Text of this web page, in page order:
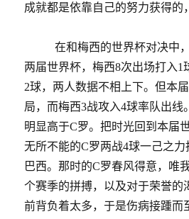
成就都是依靠自己的努力获得的
在和梅西的世界杯对决中
两届世界杯，梅西8次出场打入1
2球，两人数据不相上下。但本
局，而梅西3战攻入4球率队出线
明显高于C罗。把时光回到本届
无所不能的C罗两战4球一己之力
巴西。那时的C罗春风得意，唯
个赛季的拼搏，以及对于荣誉的
前背负着太多，于是伤病接踵而